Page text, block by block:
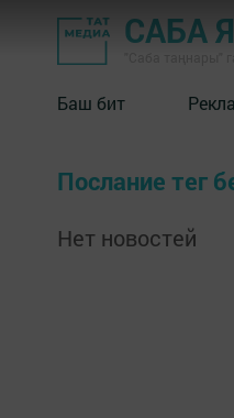
САБА
Баш бит
Послание тег
Нет новостей